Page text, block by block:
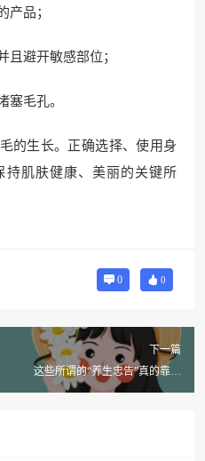
产品；
且避开敏感部位；
塞毛孔。
的生长。正确选择、使用身
持肌肤健康、美丽的关键所
0 0
下一篇
这些所谓的“养生忠告”真的靠谱
吗？